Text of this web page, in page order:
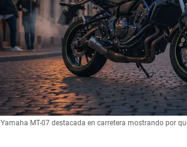
Yamaha MT-07 destacada en carretera mostrando por